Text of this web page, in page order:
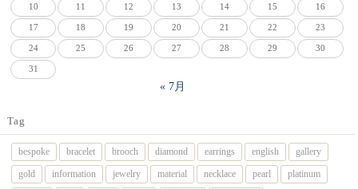
10 11 12 13 14 15 16
17 18 19 20 21 22 23
24 25 26 27 28 29 30
31
« 7月
Tag
bespoke bracelet brooch diamond earrings english
gallery
gold
information jewelry material necklace pearl
platinum